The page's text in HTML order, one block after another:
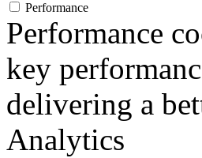
Performance
Performance
key
delivering a
Analytics